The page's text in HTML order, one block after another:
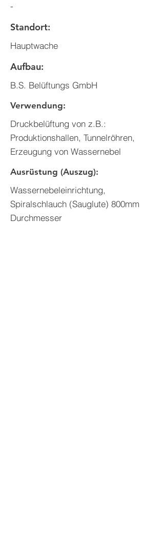
-
Standort:
Hauptwache
Aufbau:
B.S. Belüftungs GmbH
Verwendung:
Druckbelüftung von z.B.:
Produktionshallen, Tunnelröhren,
Erzeugung von Wassernebel
Ausrüstung (Auszug):
Wassernebeleinrichtung,
Spiralschlauch (Sauglute) 800mm
Durchmesser